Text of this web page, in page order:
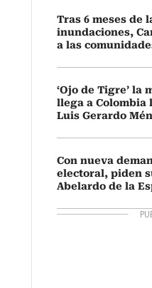
Tras 6 meses de
inundaciones,
a las
‘Ojo de Tigre’ la
llega a Colombia
Luis Gerardo
Con nueva
electoral, piden
Abelardo de la